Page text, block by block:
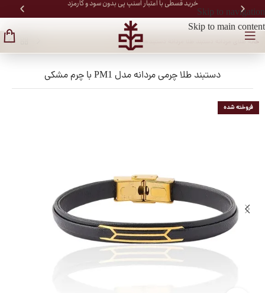
Skip to navigation
Skip to main content
خرید قسطی با اعتبار اسنپ پی بدون سود و کارمزد
خانه/طلای مردانه دستبندهای چرمی
فروخته شده
دستبند طلا چرمی مردانه مدل PM1 با چرم مشکی